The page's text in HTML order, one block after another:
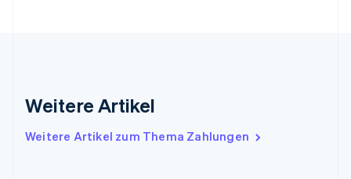
Weitere Artikel
Weitere Artikel zum Thema Zahlungen
English
Italien
Italiano English